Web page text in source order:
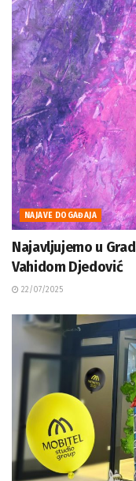
NAJAVE DOGAĐAJA
Najavljujemo u
Vahidom Djedović
22/07/2025